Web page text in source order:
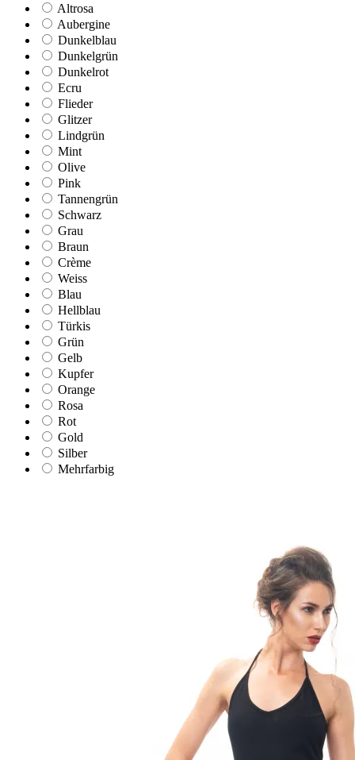
Altrosa
Aubergine
Dunkelblau
Dunkelgrün
Dunkelrot
Ecru
Flieder
Glitzer
Lindgrün
Mint
Olive
Pink
Tannengrün
Schwarz
Grau
Braun
Crème
Weiss
Blau
Hellblau
Türkis
Grün
Gelb
Kupfer
Orange
Rosa
Rot
Gold
Silber
Mehrfarbig